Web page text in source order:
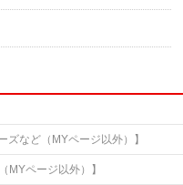
ズなど（MYページ以外）】
MYページ以外）】